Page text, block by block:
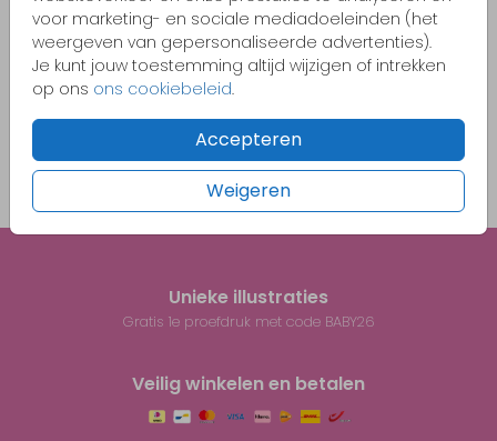
voor marketing- en sociale mediadoeleinden (het
weergeven van gepersonaliseerde advertenties).
Je kunt jouw toestemming altijd wijzigen of intrekken
op ons ons cookiebeleid.
Accepteren
Weigeren
Pas zelf het kaartje aan naar jouw wensen
Bestel gemakkelijk een proefdruk vanaf €1,-
kraft (recycled) 14 x 14
Prijs:€ 0,45 per 1
Unieke illustraties
Gratis 1e proefdruk met code BABY26
Veilig winkelen en betalen